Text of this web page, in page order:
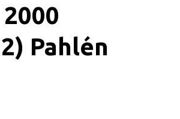
Pahlén